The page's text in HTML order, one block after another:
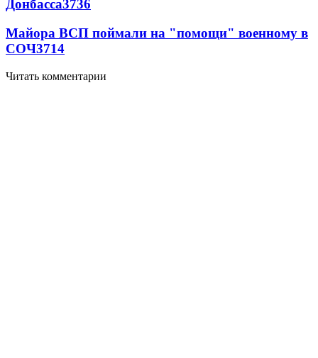
Донбасса3736
Майора ВСП поймали на "помощи" военному в
СОЧ3714
Читать комментарии